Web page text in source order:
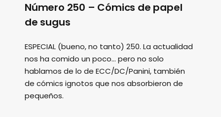
Número 250 – Cómics de papel
de sugus
ESPECIAL (bueno, no tanto) 250. La actualidad
nos ha comido un poco... pero no solo
hablamos de lo de ECC/DC/Panini, también
de cómics ignotos que nos absorbieron de
pequeños.